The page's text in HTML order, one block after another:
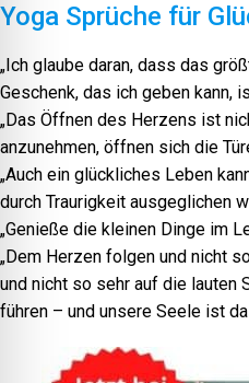
Yoga Sprüche für
„Ich glaube daran, dass das
Geschenk, das ich geben kann,
„Das Öffnen des Herzens ist
anzunehmen, öffnen sich die
„Auch ein glückliches Leben
durch Traurigkeit ausgeglichen
„Genieße die kleinen Dinge im
„Dem Herzen folgen und nicht
und nicht so sehr auf die lauten
führen – und unsere Seele ist